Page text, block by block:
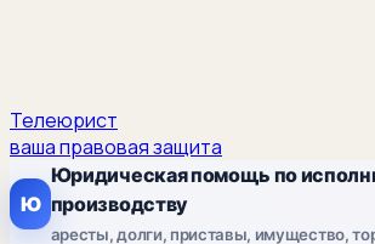
Телеюрист
ваша правовая защита
Ю
Юридическая помощь по
производству
аресты, долги, приставы, имущество,